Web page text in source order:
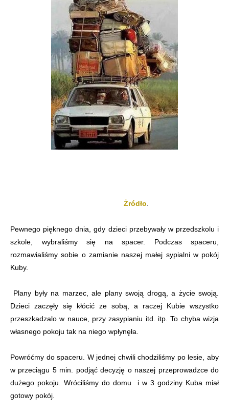
Żródło
Pewnego pięknego dnia, gdy dzieci przebywały w przedszkolu i
szkole, wybraliśmy się na spacer. Podczas spaceru,
rozmawialiśmy sobie o zamianie naszej małej sypialni w pokój
Kuby.
Plany były na marzec, ale plany swoją drogą, a życie swoją.
Dzieci zaczęły się kłócić ze sobą, a raczej Kubie wszystko
przeszkadzalo w nauce, przy zasypianiu itd. itp. To chyba wizja
własnego pokoju tak na niego wpłynęła.
Powróćmy do spaceru. W jednej chwili chodziliśmy po lesie, aby
w przeciągu 5 min. podjąć decyzję o naszej przeprowadzce do
dużego pokoju. Wróciliśmy do domu i w 3 godziny Kuba miał
gotowy pokój.